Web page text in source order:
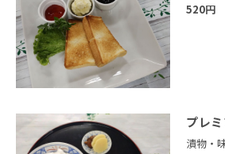
520円
プレ
漬物・